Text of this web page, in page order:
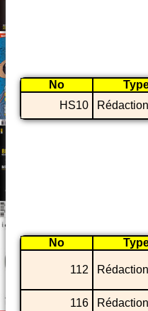
No
HS10
No
112
116